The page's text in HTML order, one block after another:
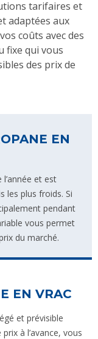
tarifaires et
adaptées aux
coûts avec des
fixe qui vous
des prix de
EN
et est
les plus froids. Si
pendant
vous permet
du marché.
EN VRAC
et prévisible
à l’avance, vous